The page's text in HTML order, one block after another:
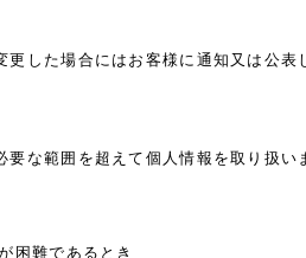
した場合にはお客様に通知又は公表
な範囲を超えて個人情報を取り扱い
困難であるとき